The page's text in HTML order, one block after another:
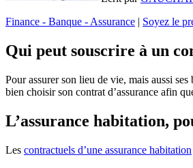
Finance - Banque - Assurance | Soyez le
Qui peut souscrire à un
Pour assurer son lieu de vie, mais aussi
bien choisir son contrat d’assurance afin
L’assurance habitation,
Les contractuels d’une assurance habitation